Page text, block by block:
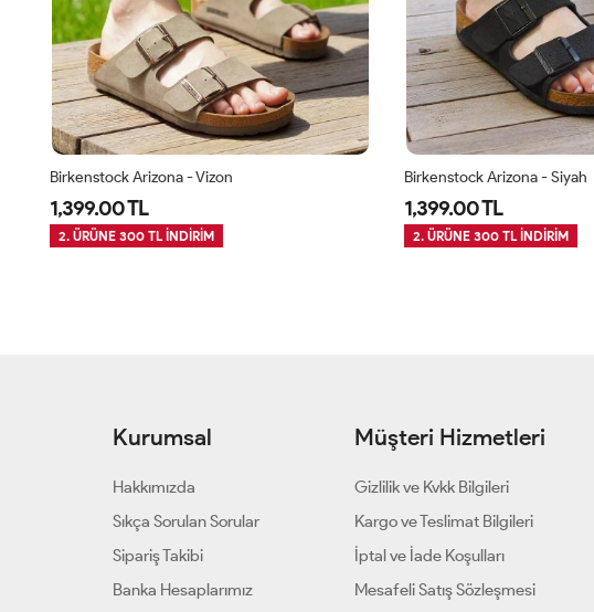
Birkenstock Arizona - Vizon
1,399.00 TL
2. ÜRÜNE 300 TL İNDİRİM
Birkenstock Arizona - Siyah
1,399.00 TL
2. ÜRÜNE 300 TL İNDİRİM
Kurumsal
Hakkımızda
Sıkça Sorulan Sorular
Sipariş Takibi
Banka Hesaplarımız
Müşteri Hizmetleri
Gizlilik ve Kvkk Bilgileri
Kargo ve Teslimat Bilgileri
İptal ve İade Koşulları
Mesafeli Satış Sözleşmesi